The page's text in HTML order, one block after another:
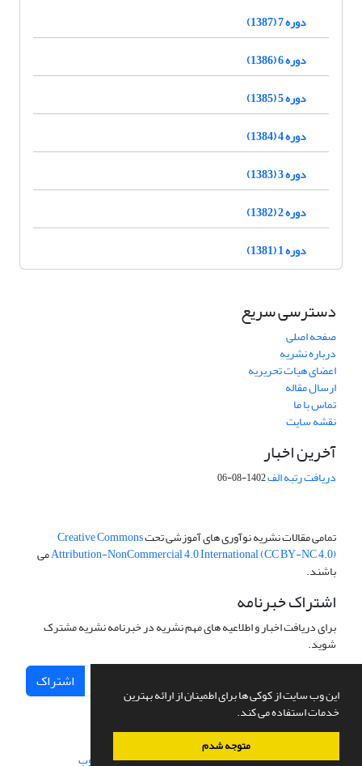
این وب سایت از کوکی ها برای اطمینان از ارائه بهترین
خدمات استفاده می کند.
متوجه شدم
دوره 7 (1387)
دوره 6 (1386)
دوره 5 (1385)
دوره 4 (1384)
دوره 3 (1383)
دوره 2 (1382)
دوره 1 (1381)
دسترسی سریع
صفحه اصلی
درباره نشریه
اعضای هیات تحریریه
ارسال مقاله
تماس با ما
نقشه سایت
آخرین اخبار
دریافت رتبه الف1402-08-06
تمامی مقالات نشریه نوآوری های آموزشی تحتCreative Commons
Attribution-NonCommercial 4.0 International (CC BY-NC 4.0)می
باشند.
اشتراک خبرنامه
برای دریافت اخبار و اطلاعیه های مهم نشریه در خبرنامه نشریه مشترک
شوید.
اشتراک
سامانه مدیریت نشریات علمی.طراحی و پیاده سازی از سیناوب